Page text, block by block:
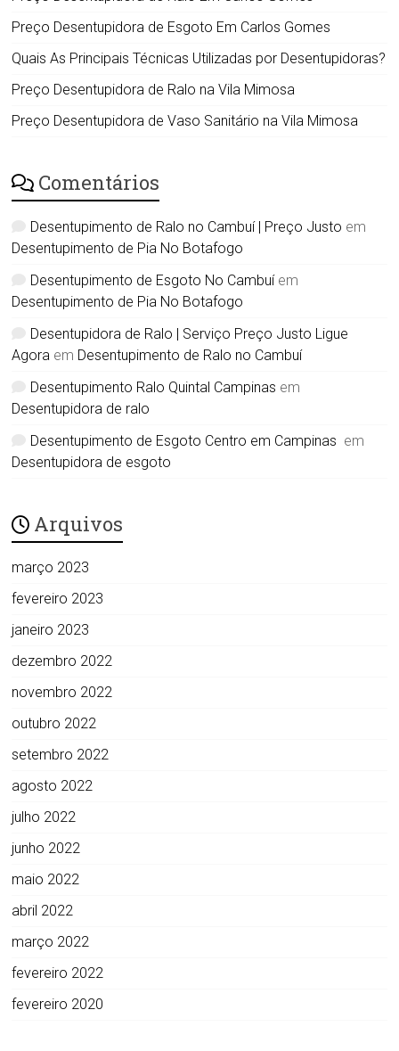
Preço Desentupidora de Esgoto Em Carlos Gomes
Quais As Principais Técnicas Utilizadas por Desentupidoras?
Preço Desentupidora de Ralo na Vila Mimosa
Preço Desentupidora de Vaso Sanitário na Vila Mimosa
Comentários
Desentupimento de Ralo no Cambuí | Preço Justo em
Desentupimento de Pia No Botafogo
Desentupimento de Esgoto No Cambuíem
Desentupimento de Pia No Botafogo
Desentupidora de Ralo | Serviço Preço Justo Ligue
Agora em Desentupimento de Ralo no Cambuí
Desentupimento Ralo Quintal Campinas em
Desentupidora de ralo
Desentupimento de Esgoto Centro em Campinas em
Desentupidora de esgoto
Arquivos
março 2023
fevereiro 2023
janeiro 2023
dezembro 2022
novembro 2022
outubro 2022
setembro 2022
agosto 2022
julho 2022
junho 2022
maio 2022
abril 2022
março 2022
fevereiro 2022
fevereiro 2020